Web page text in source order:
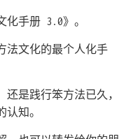
化手册 3.0》。
法文化的最个人化手
是践行笨方法已久，
知。